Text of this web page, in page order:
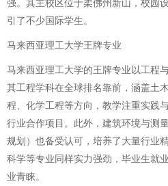
强。其主校区位于柔佛州新山，校园
引了不少国际学生。
马来西亚理工大学王牌专业
马来西亚理工大学的王牌专业以工程
其工程学科在全球排名靠前，涵盖土
程、化学工程等方向，教学注重实践
行业合作项目。此外，建筑环境与测
规划）也备受认可，培养了大量行业
科学等专业同样实力强劲，毕业生就
业青睐。